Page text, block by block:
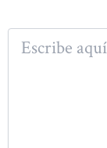
aquí...